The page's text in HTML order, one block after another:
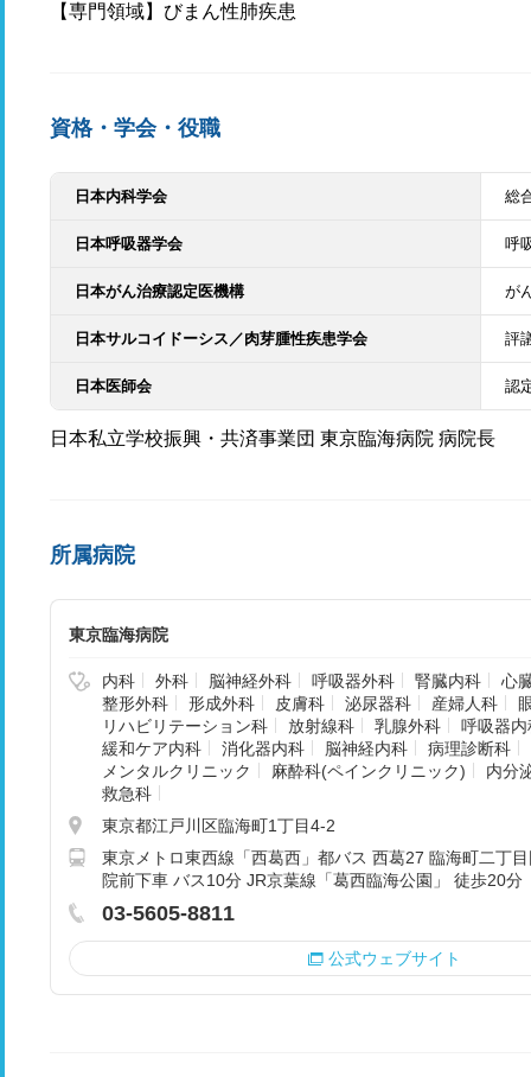
【専門領域】びまん性肺疾患
資格・学会・役職
日本内科学会 総
日本呼吸器学会 呼
日本がん治療認定医機構 が
日本サルコイドーシス／肉芽腫性疾患学会 評
日本医師会 認
日本私立学校振興・共済事業団 東京臨海病院 病院長
所属病院
東京臨海病院
内科 外科 脳神経外科 呼吸器外科 腎臓内科
心
整形外科
形成外科 皮膚科 泌尿器科 産婦人科
リハビリテーション科
放射線科 乳腺外科
呼吸器内
緩和ケア内科
消化器内科 脳神経内科
病理診断科
メンタルクリニック
麻酔科(ペインクリニック)
内分
救急科
東京都江戸川区臨海町1丁目4-2
東京メトロ東西線「西葛西」都バス 西葛27 臨海町二丁
院前下車 バス10分 JR京葉線「葛西臨海公園」 徒歩20分
03-5605-8811
公式ウェブサイト